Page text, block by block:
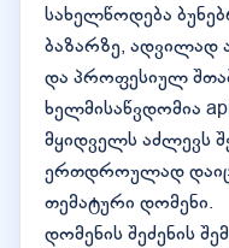
სახელწოდება
ბაზარზე, ადვილად
და პროფესიულ
ხელმისაწვდომია
მყიდველს აძლევს
ერთდროულად
თემატური დომენი.
დომენის შეძენის